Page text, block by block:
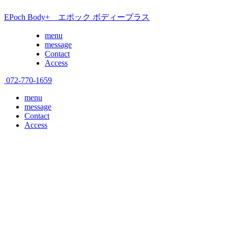
EPoch Body+ エポック ボディープラス
menu
message
Contact
Access
072-770-1659
menu
message
Contact
Access